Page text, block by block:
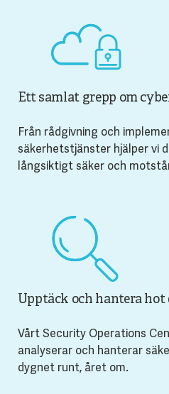
Ett samlat grepp om
Från rådgivning och
säkerhetstjänster hjälper vi
långsiktigt säker och
Upptäck och hantera
Vårt Security Operations
analyserar och hanterar
dygnet runt, året om.